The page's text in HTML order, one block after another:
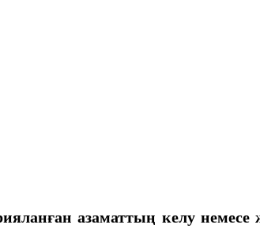
азаматтың келу немесе